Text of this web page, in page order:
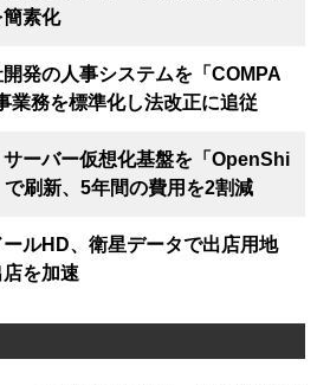
素化
発の人事システムを「COMPA
業務を標準化し法改正に追従
ーバー仮想化基盤を「OpenShi
刷新、5年間の費用を2割減
ルHD、衛星データで出店用地
を加速